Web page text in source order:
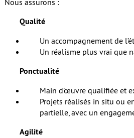
Nous assurons :
Qualité
Un accompagnement de
Un réalisme plus vrai que
Ponctualité
Main d’œuvre qualifiée et
Projets réalisés in situ ou
partielle, avec un
Agilité